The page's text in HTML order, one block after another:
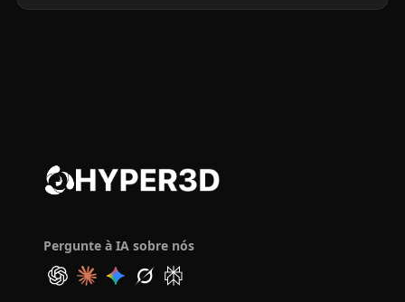
Pergunte à IA sobre nós